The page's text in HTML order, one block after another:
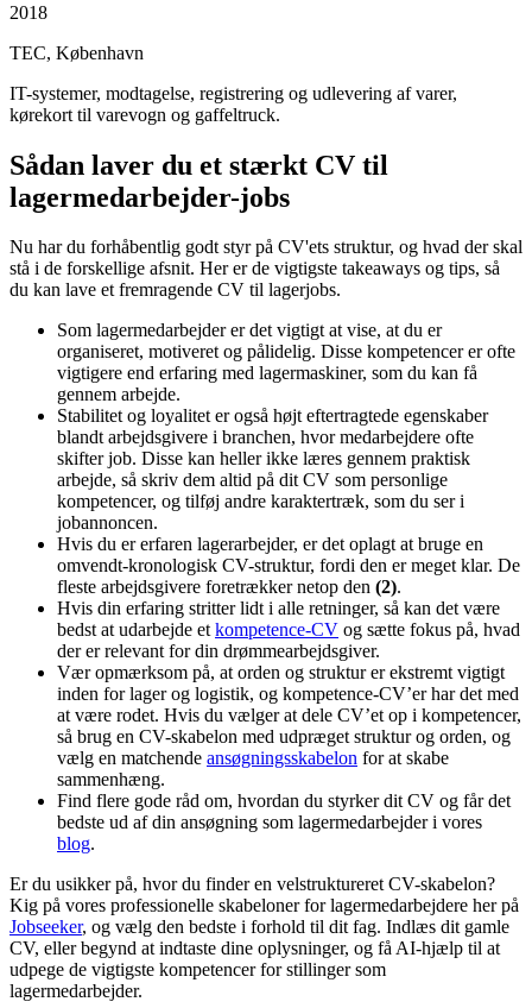
2018
TEC, København
IT-systemer, modtagelse, registrering og udlevering af varer,
kørekort til varevogn og gaffeltruck.
Sådan laver du et stærkt CV til
lagermedarbejder-jobs
Nu har du forhåbentlig godt styr på CV'ets struktur, og hvad der skal
stå i de forskellige afsnit. Her er de vigtigste takeaways og tips, så
du kan lave et fremragende CV til lagerjobs.
Som lagermedarbejder er det vigtigt at vise, at du er
organiseret, motiveret og pålidelig. Disse kompetencer er ofte
vigtigere end erfaring med lagermaskiner, som du kan få
gennem arbejde.
Stabilitet og loyalitet er også højt eftertragtede egenskaber
blandt arbejdsgivere i branchen, hvor medarbejdere ofte
skifter job. Disse kan heller ikke læres gennem praktisk
arbejde, så skriv dem altid på dit CV som personlige
kompetencer, og tilføj andre karaktertræk, som du ser i
jobannoncen.
Hvis du er erfaren lagerarbejder, er det oplagt at bruge en
omvendt-kronologisk CV-struktur, fordi den er meget klar. De
fleste arbejdsgivere foretrækker netop den (2).
Hvis din erfaring stritter lidt i alle retninger, så kan det være
bedst at udarbejde etkompetence-CV og sætte fokus på, hvad
der er relevant for din drømmearbejdsgiver.
Vær opmærksom på, at orden og struktur er ekstremt vigtigt
inden for lager og logistik, og kompetence-CV’er har det med
at være rodet. Hvis du vælger at dele CV’et op i kompetencer,
så brug en CV-skabelon med udpræget struktur og orden, og
vælg en matchende ansøgningsskabelon for at skabe
sammenhæng.
Find flere gode råd om, hvordan du styrker dit CV og får det
bedste ud af din ansøgning som lagermedarbejder i vores
blog.
Er du usikker på, hvor du finder en velstruktureret CV-skabelon?
Kig på vores professionelle skabeloner for lagermedarbejdere her på
Jobseeker, og vælg den bedste i forhold til dit fag. Indlæs dit gamle
CV, eller begynd at indtaste dine oplysninger, og få AI-hjælp til at
udpege de vigtigste kompetencer for stillinger som
lagermedarbejder.